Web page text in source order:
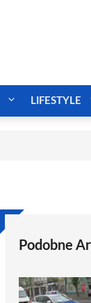
LIFESTYLE
Podobne